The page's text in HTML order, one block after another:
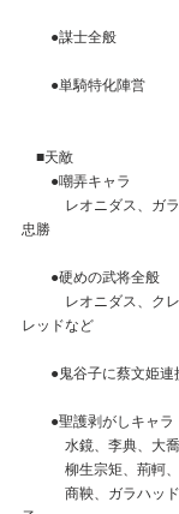
●謀士全般
●単騎特化陣営
■天敵
●嘲弄キャラ
レオニダス、ガラ
忠勝
●硬めの武将全般
レオニダス、クレ
レッドなど
●鬼谷子に蔡文姫連
●聖護剥がしキャラ
水鏡、李典、大喬小
柳生宗矩、荊軻、
商鞅、ガラハッド